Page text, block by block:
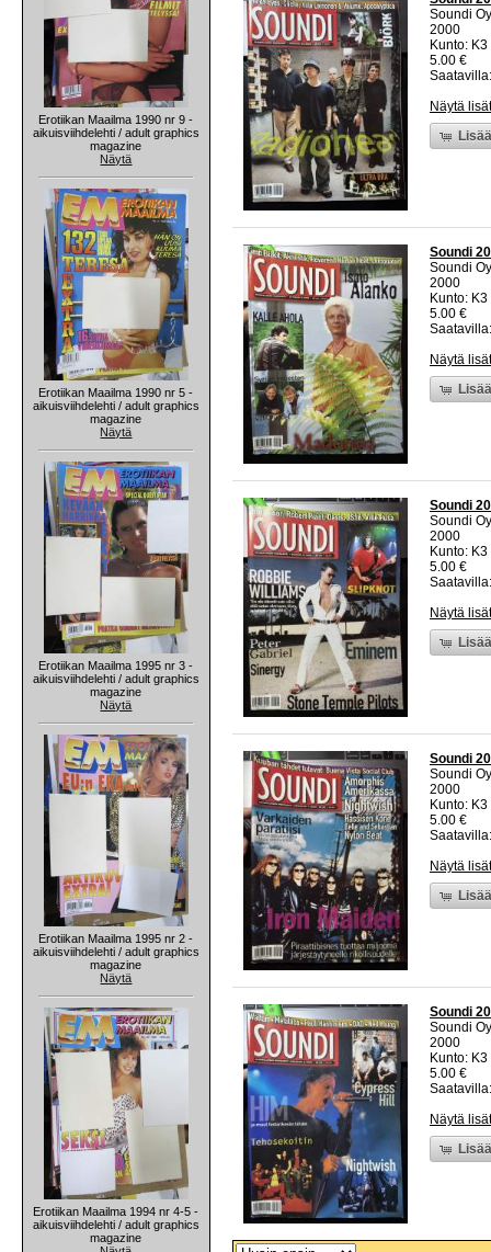
Erotiikan Maailma 1990 nr 9 -
aikuisviihdelehti / adult graphics
magazine
Näytä
Erotiikan Maailma 1990 nr 5 -
aikuisviihdelehti / adult graphics
magazine
Näytä
Erotiikan Maailma 1995 nr 3 -
aikuisviihdelehti / adult graphics
magazine
Näytä
Erotiikan Maailma 1995 nr 2 -
aikuisviihdelehti / adult graphics
magazine
Näytä
Erotiikan Maailma 1994 nr 4-5 -
aikuisviihdelehti / adult graphics
magazine
Soundi Oy
2000
Kunto:
5.00 €
Näytä
Soundi
Soundi Oy
2000
Kunto:
5.00 €
Näytä
Soundi
Soundi Oy
2000
Kunto:
5.00 €
Näytä
Soundi
Soundi Oy
2000
Kunto:
5.00 €
Näytä
Soundi
Soundi Oy
2000
Kunto:
5.00 €
Näytä